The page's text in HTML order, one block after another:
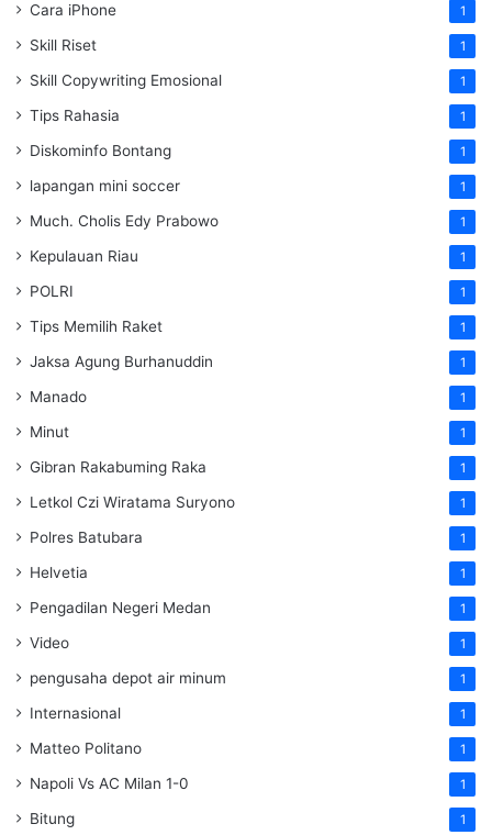
Cara iPhone 1
Skill Riset 1
Skill Copywriting Emosional 1
Tips Rahasia 1
Diskominfo Bontang 1
lapangan mini soccer 1
Much. Cholis Edy Prabowo 1
Kepulauan Riau 1
POLRI 1
Tips Memilih Raket 1
Jaksa Agung Burhanuddin 1
Manado 1
Minut 1
Gibran Rakabuming Raka 1
Letkol Czi Wiratama Suryono 1
Polres Batubara 1
Helvetia 1
Pengadilan Negeri Medan 1
Video 1
pengusaha depot air minum 1
Internasional 1
Matteo Politano 1
Napoli Vs AC Milan 1-0 1
Bitung 1